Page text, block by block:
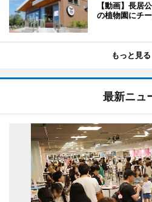
【動画】長居
の植物園にチ
もっと見る
最新ニュ